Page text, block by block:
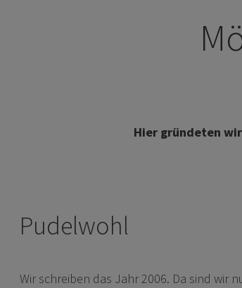
Hier gründeten
Pudelwohl
Wir schreiben das Jahr 2006. Da sind wir